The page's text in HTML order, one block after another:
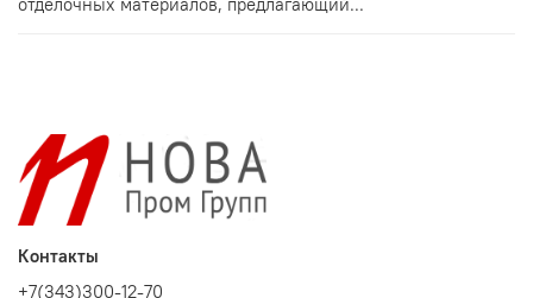
отделочных материалов, предлагающий...
Контакты
+7(343)300-12-70